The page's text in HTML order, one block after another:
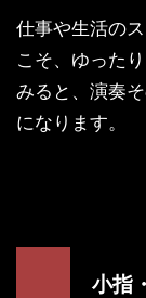
仕事や生活の
こそ、ゆった
みると、演奏
になります。
小指